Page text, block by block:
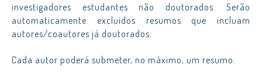
investigadores estudantes não doutorados. Serão
automaticamente excluídos resumos que incluam
autores/coautores já doutorados.
Cada autor poderá submeter, no máximo, um resumo.